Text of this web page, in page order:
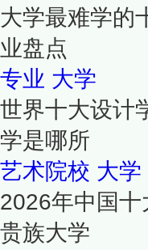
大学最难学的
业盘点
专业 大学
世界十大设计
学是哪所
艺术院校 大学
2026年中国
贵族大学